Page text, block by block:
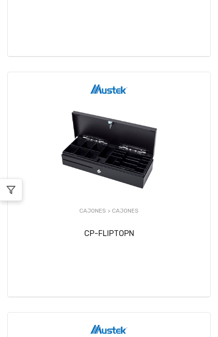
CAJONES > CAJONES
CP-FLIPTOPN